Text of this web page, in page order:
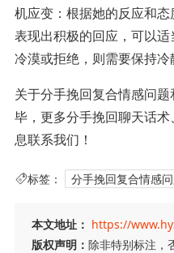
机应变：根据她的反应和
表现出积极的回应，可以
冷漠或拒绝，则需要保持冷
关于分手挽回复合情感问
毕，更多分手挽回聊天话
息联系我们！
标签： 分手挽回复合情感
本文地址： https://
版权声明： 除非特别标注，